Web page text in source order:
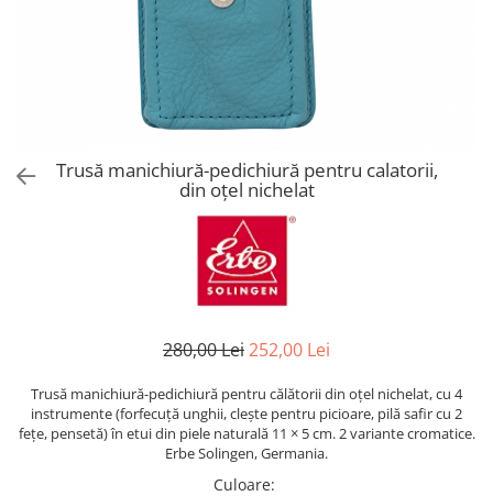
Truse manichiură călătorii
Truse manichiură bărbați
Truse manichiură-pedichiură
Trusă manichiură-pedichiură pentru calatorii,
din oțel nichelat
280,00 Lei252,00 Lei
Trusă manichiură-pedichiură pentru călătorii din oțel nichelat, cu 4
instrumente (forfecuță unghii, clește pentru picioare, pilă safir cu 2
fețe, pensetă) în etui din piele naturală 11 × 5 cm. 2 variante cromatice.
Erbe Solingen, Germania.
Culoare: